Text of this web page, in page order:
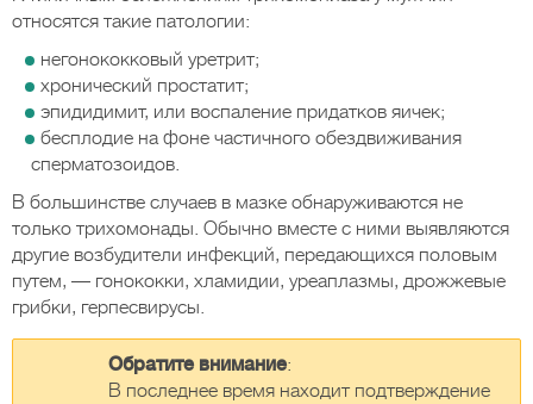
относятся такие патологии:
негонококковый уретрит;
хронический простатит;
эпидидимит, или воспаление придатков яичек;
бесплодие на фоне частичного обездвиживания
сперматозоидов.
В большинстве случаев в мазке обнаруживаются не
только трихомонады. Обычно вместе с ними выявляются
другие возбудители инфекций, передающихся половым
путем, — гонококки, хламидии, уреаплазмы, дрожжевые
грибки, герпесвирусы.
Обратите внимание:
В последнее время находит подтверждение